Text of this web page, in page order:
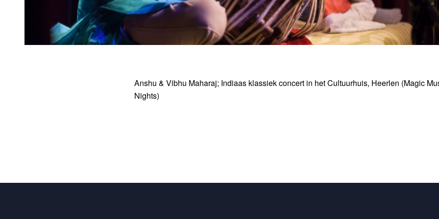
Anshu & Vibhu Maharaj; Indiaas klassiek concert in het Cultuurhuis, Heerlen (Magic
Nights)